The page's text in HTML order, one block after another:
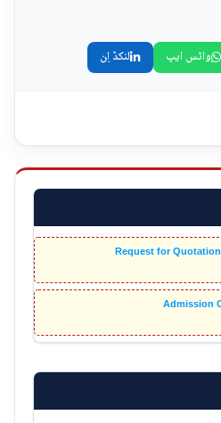
Request for
Admission
واٹس ایپ لنکڈ اِن